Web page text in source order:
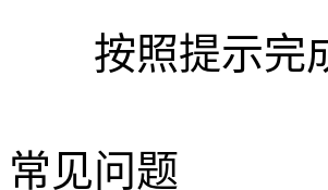
按照提示完成
常见问题